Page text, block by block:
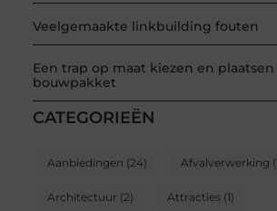
Veelgemaakte linkbuilding fouten
Een trap op maat kiezen en
bouwpakket
CATEGORIEËN
Aanbiedingen (24) Afvalverwerking
Architectuur (2) Attracties(1)